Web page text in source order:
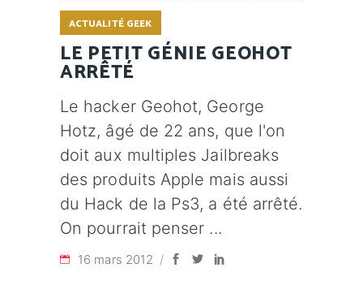
ACTUALITÉ GEEK
LE PETIT GÉNIE GEOHOT
ARRÊTÉ
Le hacker Geohot, George
Hotz, âgé de 22 ans, que l'on
doit aux multiples Jailbreaks
des produits Apple mais aussi
du Hack de la Ps3, a été arrêté.
On pourrait penser
16 mars 2012